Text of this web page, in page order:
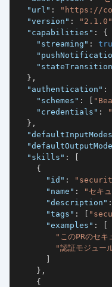
"url" : "https://
"version" : "2.1.0"
"capabilities" :
{
"streaming" :
} ,
"authentication" :
"schemes" : [
"credentials" :
} ,
"skills" :
[
{
"id" :
"name" : "セキ
"description" :
"tags" : [
"examples" :
[
"このPRのセキ
"認証モジュー
]
} ,
{